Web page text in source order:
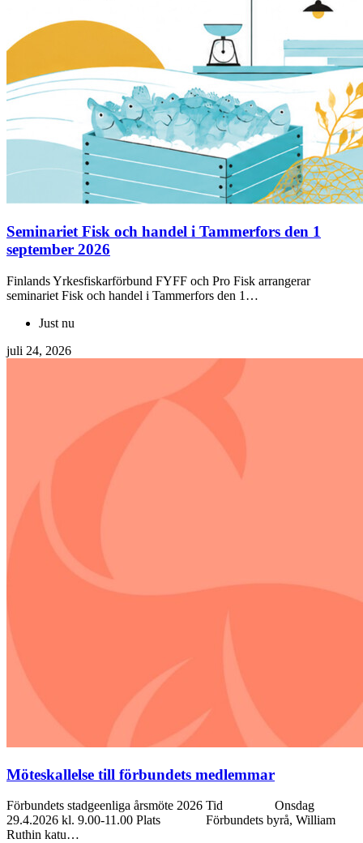
Seminariet Fisk och handel i Tammerfors den 1
september 2026
Finlands Yrkesfiskarförbund FYFF och Pro Fisk arrangerar
seminariet Fisk och handel i Tammerfors den 1…
Just nu
juli 24, 2026
Möteskallelse till förbundets medlemmar
Förbundets stadgeenliga årsmöte 2026 Tid Onsdag
29.4.2026 kl. 9.00-11.00 Plats Förbundets byrå, William
Ruthin katu…